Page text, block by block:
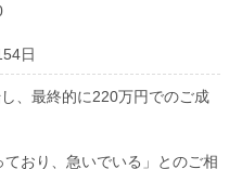
日
、最終的に220万円でのご成
おり、急いでいる」とのご相